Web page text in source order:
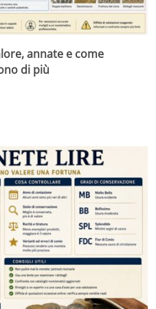
annate e come
di più